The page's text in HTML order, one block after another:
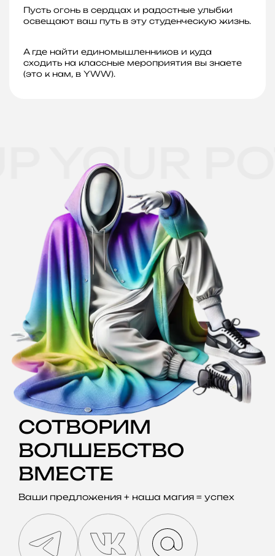
Пусть огонь в сердцах и радостные улыбки
освещают ваш путь в эту студенческую жизнь.
А где найти единомышленников и куда
сходить на классные мероприятия вы знаете
(это к нам, в YWW).
YOUR
СОТВОРИМ
ВОЛШЕБСТВО
ВМЕСТЕ
Ваши предложения + наша магия = успех